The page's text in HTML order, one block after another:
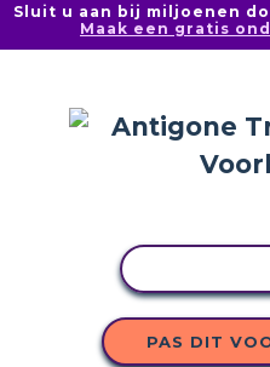
Sluit u aan bij miljoenen
Maak een gratis
PAS DIT